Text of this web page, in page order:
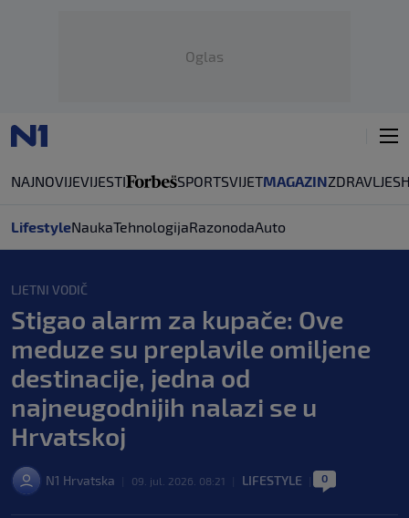
Oglas
NAJNOVIJEVIJESTI SPORTSVIJETMAGAZINZDRAVLJE
LifestyleNaukaTehnologijaRazonodaAuto
LJETNI VODIČ
Stigao alarm za kupače: Ove
meduze su preplavile omiljene
destinacije, jedna od
najneugodnijih nalazi se u
Hrvatskoj
N1 Hrvatska 09. jul. 2026. 08:21 LIFESTYLE 0